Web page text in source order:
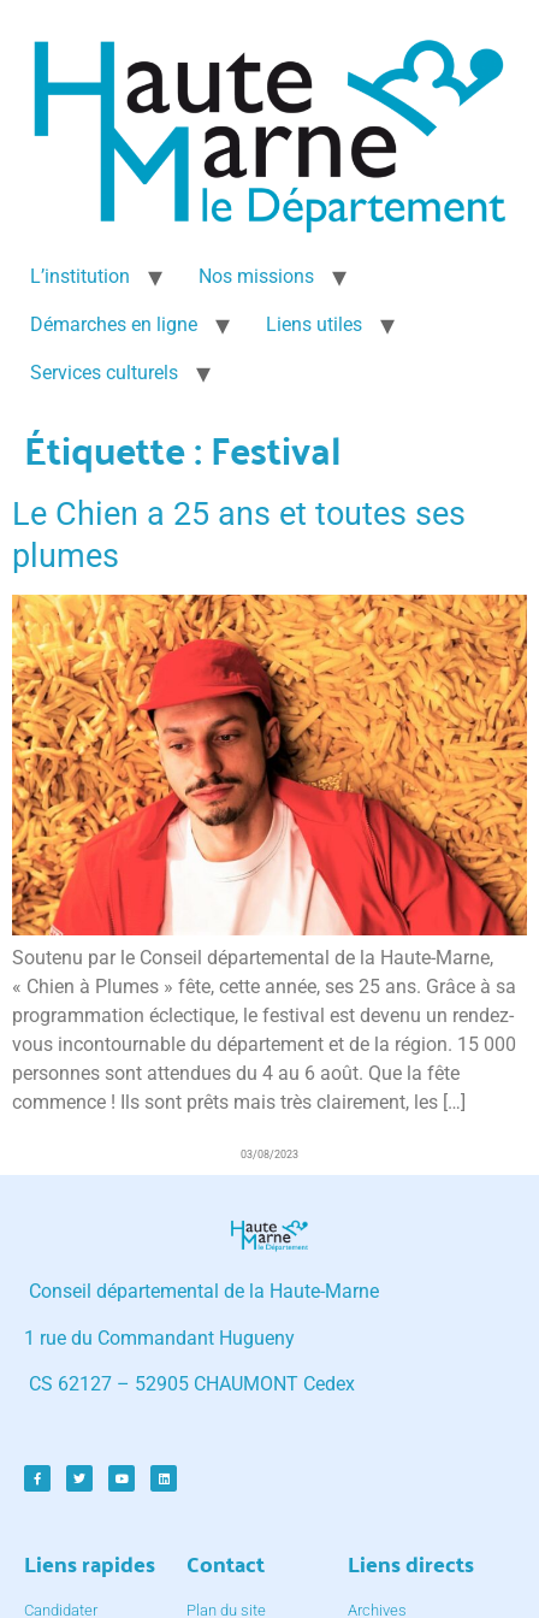
L’institution Nos missions
Démarches en ligne Liens utiles
Services culturels
Étiquette :Festival
Le Chien a 25 ans et toutes ses
plumes
Soutenu par le Conseil départemental de la Haute-Marne,
« Chien à Plumes » fête, cette année, ses 25 ans. Grâce à sa
programmation éclectique, le festival est devenu un rendez-
vous incontournable du département et de la région. 15 000
personnes sont attendues du 4 au 6 août. Que la fête
commence ! Ils sont prêts mais très clairement, les […]
03/08/2023
Conseil départemental de la Haute-Marne
1 rue du Commandant Hugueny
CS 62127 – 52905 CHAUMONT Cedex
Liens rapides
Candidater
Contact
Plan du site
Liens directs
Archives